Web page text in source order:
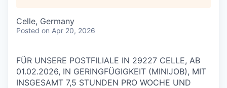
Celle, Germany
Posted on Apr 20, 2026
FÜR UNSERE POSTFILIALE IN 29227 CELLE, AB
01.02.2026, IN GERINGFÜGIGKEIT (MINIJOB), MIT
INSGESAMT 7,5 STUNDEN PRO WOCHE UND